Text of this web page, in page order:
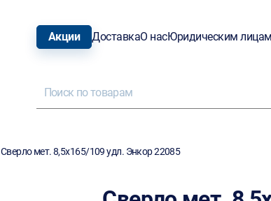
Акции ДоставкаО насЮридическим лицам
Сверло мет. 8,5х165/109 удл. Энкор 22085